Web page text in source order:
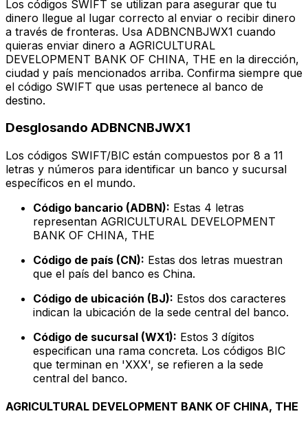
Los códigos SWIFT se utilizan para asegurar que tu
dinero llegue al lugar correcto al enviar o recibir dinero
a través de fronteras. Usa ADBNCNBJWX1 cuando
quieras enviar dinero a AGRICULTURAL
DEVELOPMENT BANK OF CHINA, THE en la dirección,
ciudad y país mencionados arriba. Confirma siempre que
el código SWIFT que usas pertenece al banco de
destino.
Desglosando ADBNCNBJWX1
Los códigos SWIFT/BIC están compuestos por 8 a 11
letras y números para identificar un banco y sucursal
específicos en el mundo.
Código bancario (ADBN): Estas 4 letras
representan AGRICULTURAL DEVELOPMENT
BANK OF CHINA, THE
Código de país (CN): Estas dos letras muestran
que el país del banco es China.
Código de ubicación (BJ): Estos dos caracteres
indican la ubicación de la sede central del banco.
Código de sucursal (WX1): Estos 3 dígitos
especifican una rama concreta. Los códigos BIC
que terminan en 'XXX', se refieren a la sede
central del banco.
AGRICULTURAL DEVELOPMENT BANK OF CHINA, THE